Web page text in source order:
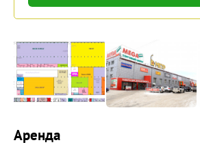
Аренда